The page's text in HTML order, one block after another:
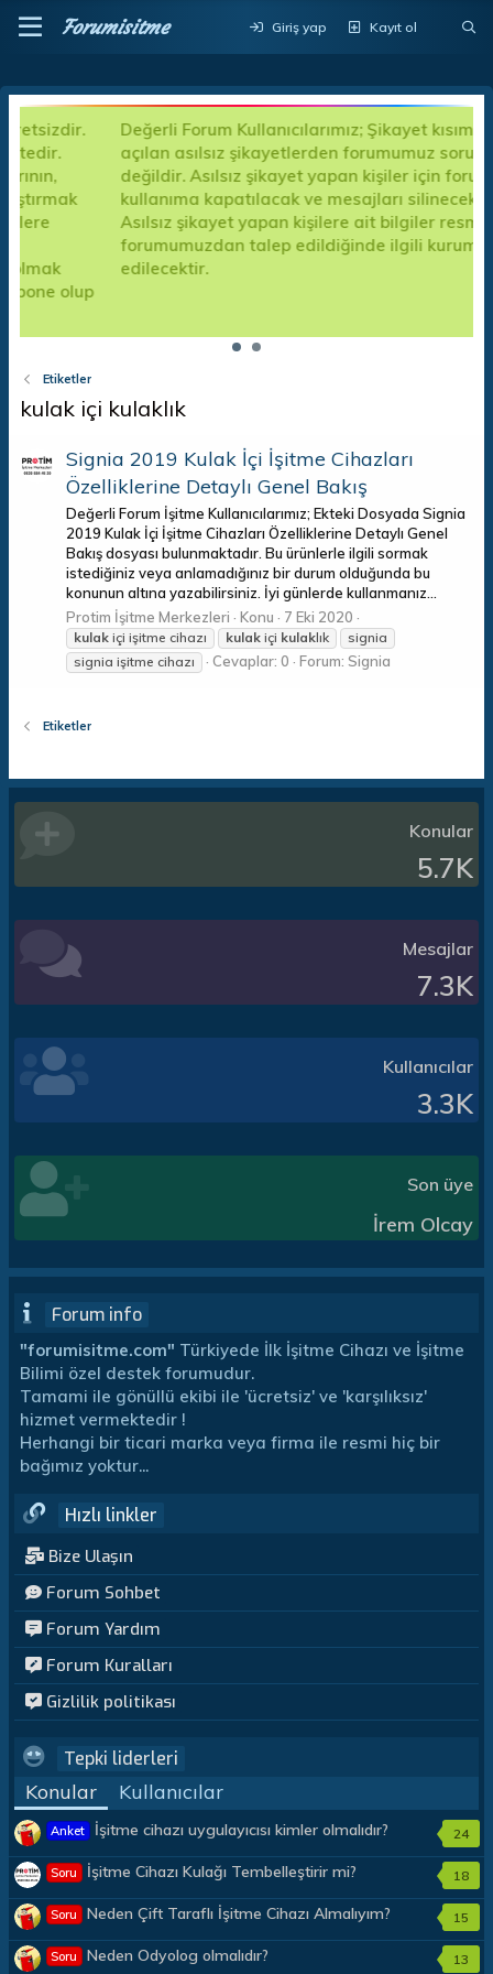
Forumisitme Giriş yap Kayıt ol
Değerli Forum Kullanıcılarımız; Şikayet kısımlarında
açılan asılsız şikayetlerden forumumuz sorumlu
değildir. Asılsız şikayet yapan kişiler için forum
kullanıma kapatılacak ve mesajları silinecektir.
Asılsız şikayet yapan kişilere ait bilgiler resmi kanalla
forumumuzdan talep edildiğinde ilgili kuruma teslim
edilecektir.
Etiketler
kulak içi kulaklık
Signia 2019 Kulak İçi İşitme Cihazları
Özelliklerine Detaylı Genel Bakış
Değerli Forum İşitme Kullanıcılarımız; Ekteki Dosyada Signia
2019 Kulak İçi İşitme Cihazları Özelliklerine Detaylı Genel
Bakış dosyası bulunmaktadır. Bu ürünlerle ilgili sormak
istediğiniz veya anlamadığınız bir durum olduğunda bu
konunun altına yazabilirsiniz. İyi günlerde kullanmanız...
Protim İşitme Merkezleri
Konu 7 Eki 2020
kulak içi işitme cihazı kulak içi kulaklık
signia
signia işitme cihazı
Cevaplar: 0 Forum: Signia
Etiketler
Konular
5.7K
Mesajlar
7.3K
Kullanıcılar
3.3K
Son üye
İrem Olcay
Forum info
"forumisitme.com" Türkiyede İlk İşitme Cihazı ve İşitme
Bilimi özel destek forumudur.
Tamami ile gönüllü ekibi ile 'ücretsiz' ve 'karşılıksız'
hizmet vermektedir !
Herhangi bir ticari marka veya firma ile resmi hiç bir
bağımız yoktur...
Hızlı linkler
Bize Ulaşın
Forum Sohbet
Forum Yardım
Forum Kuralları
Gizlilik politikası
Tepki liderleri
Konular Kullanıcılar
Anket İşitme cihazı uygulayıcısı kimler olmalıdır? 24
Soru İşitme Cihazı Kulağı Tembelleştirir mi? 18
Soru Neden Çift Taraflı İşitme Cihazı Almalıyım? 15
Soru Neden Odyolog olmalıdır? 13